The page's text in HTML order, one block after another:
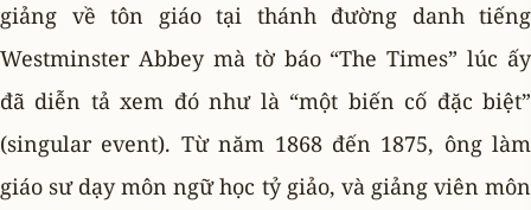
giảng về tôn giáo tại thánh đường danh tiếng
Westminster Abbey mà tờ báo “The Times” lúc ấy
đã diễn tả xem đó như là “một biến cố đặc biệt”
(singular event). Từ năm 1868 đến 1875, ông làm
giáo sư dạy môn ngữ học tỷ giảo, và giảng viên môn